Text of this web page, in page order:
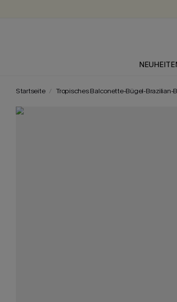
Startseite Tropisches Balconette-Bügel-Brazilian-